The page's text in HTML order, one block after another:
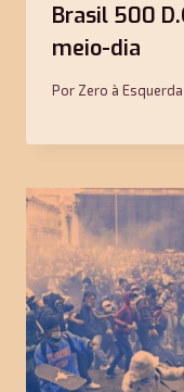
Brasil 500
meio-dia
Por Zero à Esquerda